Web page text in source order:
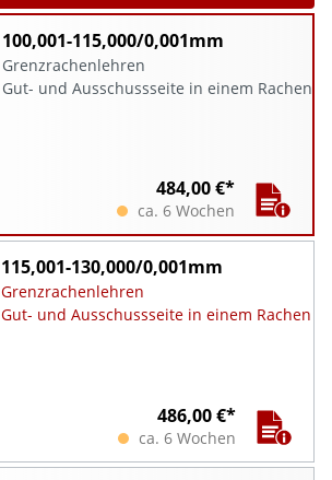
100,001-115,000/0,001mm
Grenzrachenlehren
Gut- und Ausschussseite in einem Rachen
484,00 €*
ca. 6 Wochen
115,001-130,000/0,001mm
Grenzrachenlehren
Gut- und Ausschussseite in einem Rachen
486,00 €*
ca. 6 Wochen